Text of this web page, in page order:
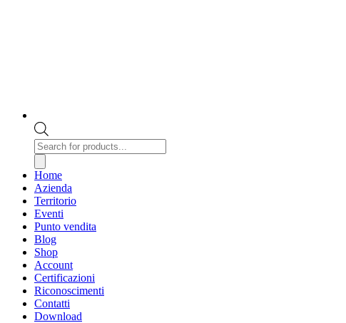
Products
search
Home
Azienda
Territorio
Eventi
Punto vendita
Blog
Shop
Account
Certificazioni
Riconoscimenti
Contatti
Download